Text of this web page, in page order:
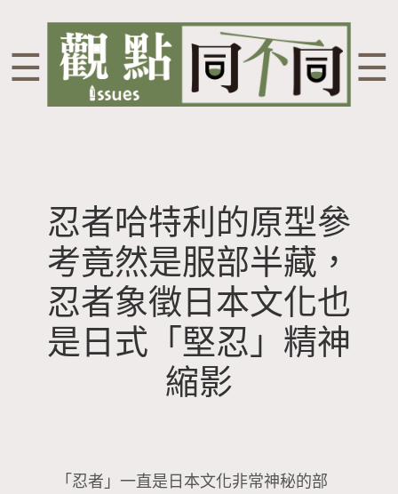
☰ ☰
忍者哈特利的原型參
考竟然是服部半藏，
忍者象徵日本文化也
是日式「堅忍」精神
縮影
「忍者」一直是日本文化非常神秘的部